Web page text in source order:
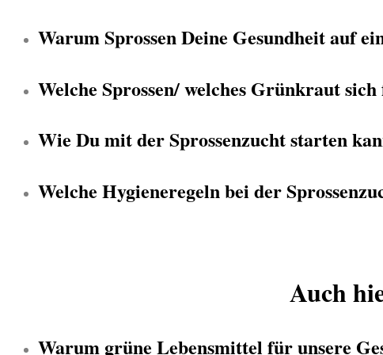
Warum Sprossen Deine Gesundheit auf
Welche Sprossen/ welches Grünkraut
Wie Du mit der Sprossenzucht starten
Welche Hygieneregeln bei der
Auch
Warum grüne Lebensmittel für unsere